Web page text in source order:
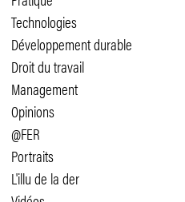
Technologies
Développement durable
Droit du travail
Management
Opinions
@FER
Portraits
L'illu de la der